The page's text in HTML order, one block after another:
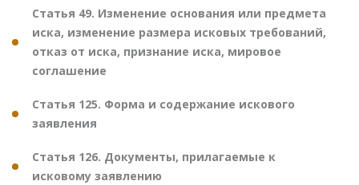
Статья 49. Изменение основания или предмета
иска, изменение размера исковых требований,
отказ от иска, признание иска, мировое
соглашение
Статья 125. Форма и содержание искового
заявления
Статья 126. Документы, прилагаемые к
исковому заявлению